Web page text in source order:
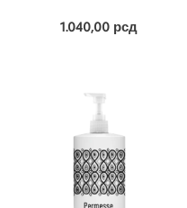
1.040,00 рсд